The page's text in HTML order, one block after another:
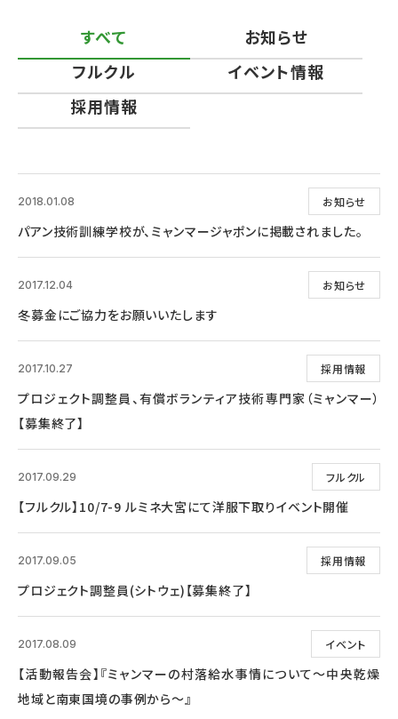
すべて
お知らせ
フルクル
イベント情報
採用情報
お知らせ
2018.01.08
パアン技術訓練学校が、ミャンマージャポンに掲載されました。
お知らせ
2017.12.04
冬募金にご協力をお願いいたします
採用情報
2017.10.27
プロジェクト調整員、有償ボランティア技術専門家（ミャンマー）
【募集終了】
フルクル
2017.09.29
【フルクル】10/7-9 ルミネ大宮にて洋服下取りイベント開催
採用情報
2017.09.05
プロジェクト調整員(シトウェ)【募集終了】
イベント
2017.08.09
【活動報告会】『ミャンマーの村落給水事情について～中央乾燥
地域と南東国境の事例から～』